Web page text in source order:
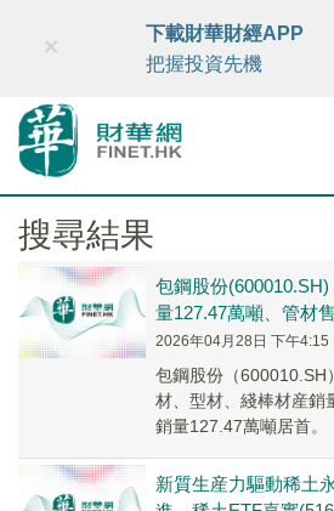
財華智庫網 FINTV
×
下載財華財經APP
把握投資先機
搜尋結果
包鋼股份
量127.47萬噸、管材
2026年04月28日 下午4:15
包鋼股份（600010.SH
材、型材、綫棒材産銷
銷量127.47萬噸居首。
新質生産力驅動稀土